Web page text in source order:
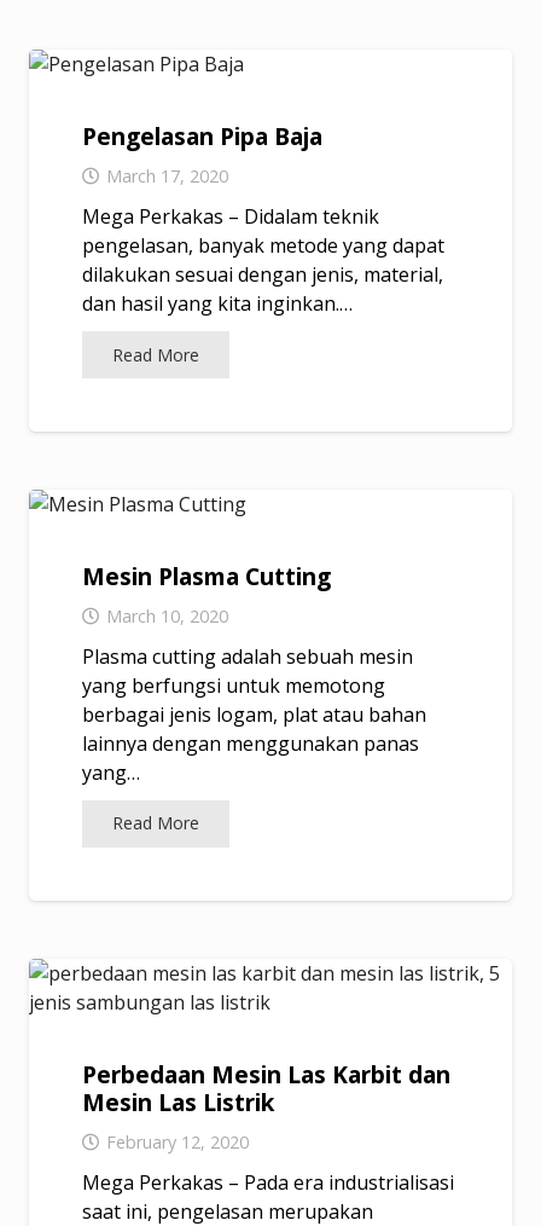
Pengelasan Pipa Baja
March 17, 2020
Mega Perkakas – Didalam teknik
pengelasan, banyak metode yang dapat
dilakukan sesuai dengan jenis, material,
dan hasil yang kita inginkan.…
Read More
Mesin Plasma Cutting
March 10, 2020
Plasma cutting adalah sebuah mesin
yang berfungsi untuk memotong
berbagai jenis logam, plat atau bahan
lainnya dengan menggunakan panas
yang…
Read More
Perbedaan Mesin Las Karbit dan
Mesin Las Listrik
February 12, 2020
Mega Perkakas – Pada era industrialisasi
saat ini, pengelasan merupakan